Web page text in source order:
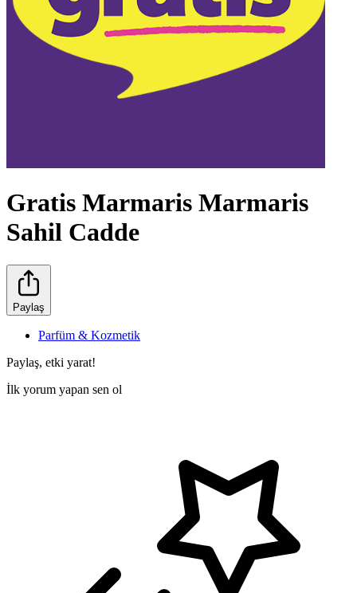
Gratis Marmaris Marmaris
Sahil Cadde
Paylaş
Parfüm & Kozmetik
Paylaş, etki yarat!
İlk yorum yapan sen ol